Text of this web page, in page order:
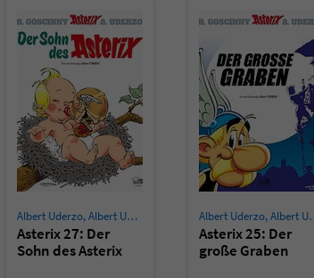
Albert Uderzo,Albert Uderzo
Asterix 27: Der
Sohn des Asterix
Albert Uderzo,Albert Uderzo
Asterix 25: Der
große Graben